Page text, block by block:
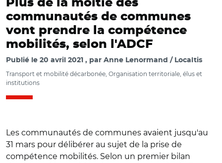
Plus de la moitié des
communautés de communes
vont prendre la compétence
mobilités, selon l'ADCF
Publié le 20 avril 2021 par Anne Lenormand / Localtis
Transport et mobilité décarbonée, Organisation territoriale, élus et
institutions
Les communautés de communes avaient jusqu'au
31 mars pour délibérer au sujet de la prise de
compétence mobilités. Selon un premier bilan